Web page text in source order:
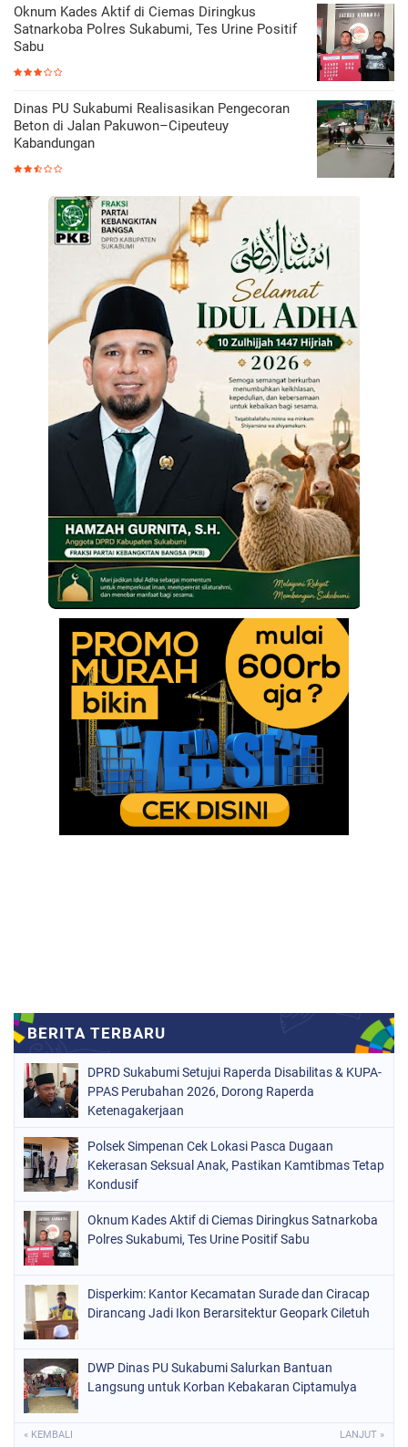
Oknum Kades Aktif di Ciemas Diringkus
Satnarkoba Polres Sukabumi, Tes Urine Positif
Sabu
Dinas PU Sukabumi Realisasikan Pengecoran
Beton di Jalan Pakuwon–Cipeuteuy
Kabandungan
DPRD Sukabumi Setujui Raperda Disabilitas & KUPA-
PPAS Perubahan 2026, Dorong Raperda
Ketenagakerjaan
Polsek Simpenan Cek Lokasi Pasca Dugaan
Kekerasan Seksual Anak, Pastikan Kamtibmas Tetap
Kondusif
Oknum Kades Aktif di Ciemas Diringkus Satnarkoba
Polres Sukabumi, Tes Urine Positif Sabu
Disperkim: Kantor Kecamatan Surade dan Ciracap
Dirancang Jadi Ikon Berarsitektur Geopark Ciletuh
DWP Dinas PU Sukabumi Salurkan Bantuan
Langsung untuk Korban Kebakaran Ciptamulya
« KEMBALI LANJUT »